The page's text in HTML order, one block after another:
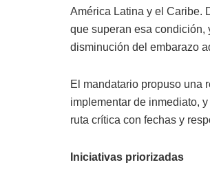
América Latina y el Caribe.
que superan esa condición,
disminución del embarazo
El mandatario propuso una
implementar de inmediato,
ruta crítica con fechas y
Iniciativas priorizadas